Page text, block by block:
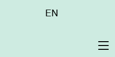
Menú
EN